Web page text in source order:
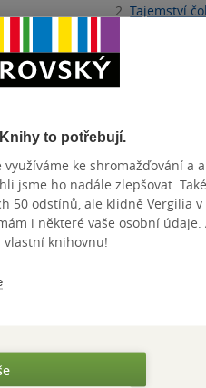
2. Tajemství
4.
Knihy
POČET STRAN
to potřebují.
ke shromažďování a
jsme ho nadále zlepšovat.
50 odstínů, ale klidně Vergilia v
i některé vaše osobní údaje.
vlastní knihovnu!